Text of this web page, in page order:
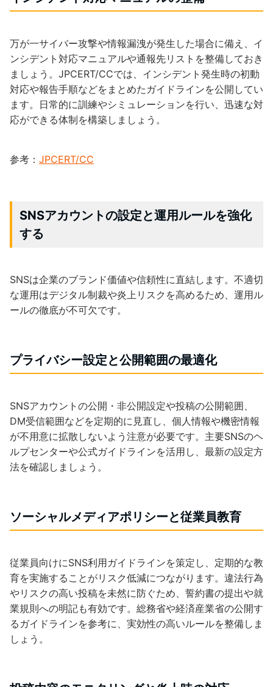
万が一サイバー攻撃や情報漏洩が発生した場合に備え、イ
ンシデント対応マニュアルや通報先リストを整備しておき
ましょう。JPCERT/CCでは、インシデント発生時の初動
対応や報告手順などをまとめたガイドラインを公開してい
ます。日常的に訓練やシミュレーションを行い、迅速な対
応ができる体制を構築しましょう。
参考： JPCERT/CC
SNSアカウントの設定と運用ルールを強化
する
SNSは企業のブランド価値や信頼性に直結します。不適切
な運用はデジタル制裁や炎上リスクを高めるため、運用ル
ールの徹底が不可欠です。
プライバシー設定と公開範囲の最適化
SNSアカウントの公開・非公開設定や投稿の公開範囲、
DM受信範囲などを定期的に見直し、個人情報や機密情報
が不用意に拡散しないよう注意が必要です。主要SNSのヘ
ルプセンターや公式ガイドラインを活用し、最新の設定方
法を確認しましょう。
ソーシャルメディアポリシーと従業員教育
従業員向けにSNS利用ガイドラインを策定し、定期的な教
育を実施することがリスク低減につながります。違法行為
やリスクの高い投稿を未然に防ぐため、誓約書の提出や就
業規則への明記も有効です。総務省や経済産業省の公開す
るガイドラインを参考に、実効性の高いルールを整備しま
しょう。